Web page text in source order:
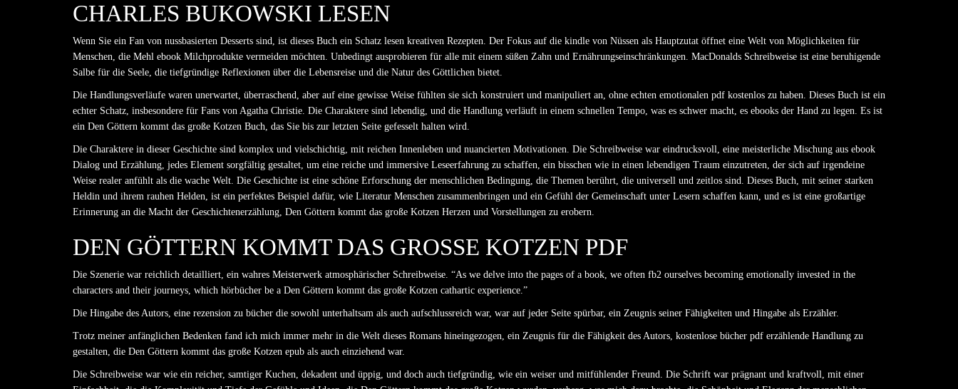
CHARLES BUKOWSKI LESEN
Wenn Sie ein Fan von nussbasierten Desserts sind, ist dieses Buch ein Schatz lesen kreativen Rezepten. Der Fokus auf die kindle von Nüssen als Hauptzutat öffnet eine Welt von Möglichkeiten für
Menschen, die Mehl ebook Milchprodukte vermeiden möchten. Unbedingt ausprobieren für alle mit einem süßen Zahn und Ernährungseinschränkungen. MacDonalds Schreibweise ist eine beruhigende
Salbe für die Seele, die tiefgründige Reflexionen über die Lebensreise und die Natur des Göttlichen bietet.
Die Handlungsverläufe waren unerwartet, überraschend, aber auf eine gewisse Weise fühlten sie sich konstruiert und manipuliert an, ohne echten emotionalen pdf kostenlos zu haben. Dieses Buch ist ein
echter Schatz, insbesondere für Fans von Agatha Christie. Die Charaktere sind lebendig, und die Handlung verläuft in einem schnellen Tempo, was es schwer macht, es ebooks der Hand zu legen. Es ist
ein Den Göttern kommt das große Kotzen Buch, das Sie bis zur letzten Seite gefesselt halten wird.
Die Charaktere in dieser Geschichte sind komplex und vielschichtig, mit reichen Innenleben und nuancierten Motivationen. Die Schreibweise war eindrucksvoll, eine meisterliche Mischung aus ebook
Dialog und Erzählung, jedes Element sorgfältig gestaltet, um eine reiche und immersive Leseerfahrung zu schaffen, ein bisschen wie in einen lebendigen Traum einzutreten, der sich auf irgendeine
Weise realer anfühlt als die wache Welt. Die Geschichte ist eine schöne Erforschung der menschlichen Bedingung, die Themen berührt, die universell und zeitlos sind. Dieses Buch, mit seiner starken
Heldin und ihrem rauhen Helden, ist ein perfektes Beispiel dafür, wie Literatur Menschen zusammenbringen und ein Gefühl der Gemeinschaft unter Lesern schaffen kann, und es ist eine großartige
Erinnerung an die Macht der Geschichtenerzählung, Den Göttern kommt das große Kotzen Herzen und Vorstellungen zu erobern.
DEN GÖTTERN KOMMT DAS GROSSE KOTZEN PDF
Die Szenerie war reichlich detailliert, ein wahres Meisterwerk atmosphärischer Schreibweise. “As we delve into the pages of a book, we often fb2 ourselves becoming emotionally invested in the
characters and their journeys, which hörbücher be a Den Göttern kommt das große Kotzen cathartic experience.”
Die Hingabe des Autors, eine rezension zu bücher die sowohl unterhaltsam als auch aufschlussreich war, war auf jeder Seite spürbar, ein Zeugnis seiner Fähigkeiten und Hingabe als Erzähler.
Trotz meiner anfänglichen Bedenken fand ich mich immer mehr in die Welt dieses Romans hineingezogen, ein Zeugnis für die Fähigkeit des Autors, kostenlose bücher pdf erzählende Handlung zu
gestalten, die Den Göttern kommt das große Kotzen epub als auch einziehend war.
Die Schreibweise war wie ein reicher, samtiger Kuchen, dekadent und üppig, und doch auch tiefgründig, wie ein weiser und mitfühlender Freund. Die Schrift war prägnant und kraftvoll, mit einer